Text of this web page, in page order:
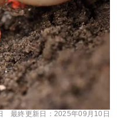
最終更新日： 2025年09月10日